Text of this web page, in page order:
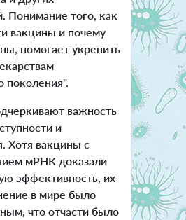
Понимание того, как
вакцины и почему
помогает укрепить
важность
и
Хотя вакцины с
мРНК доказали
эффективность, их
в мире было
что отчасти было